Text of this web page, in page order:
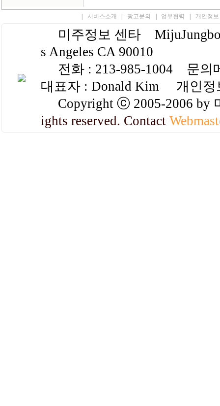
서비스소개 광고문의 업무협력 개인정
미주정보 센타
s Angeles CA 90010
전화 : 213-985-1004 문의
대표자 : Donald Kim 개인정
Copyright ⓒ 2005-2006 by
ights reserved. Contact